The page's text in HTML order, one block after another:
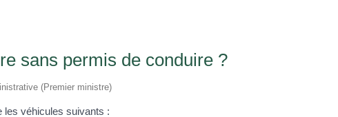
sans permis de conduire ?
(Premier ministre)
les véhicules suivants :